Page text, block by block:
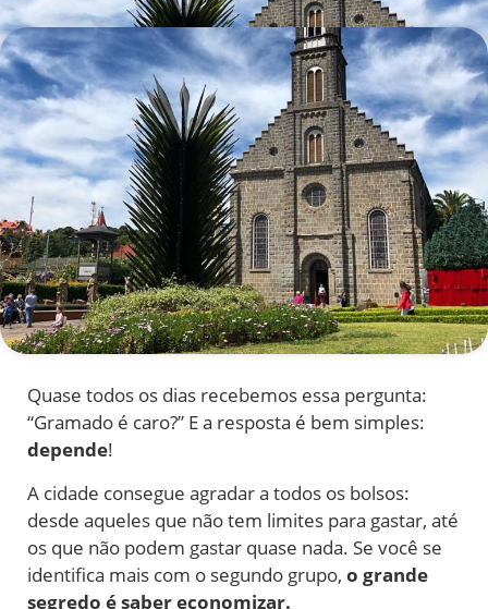
Quase todos os dias recebemos essa pergunta:
“Gramado é caro?” E a resposta é bem simples:
depende!
A cidade consegue agradar a todos os bolsos:
desde aqueles que não tem limites para gastar, até
os que não podem gastar quase nada. Se você se
identifica mais com o segundo grupo, o grande
segredo é saber economizar.